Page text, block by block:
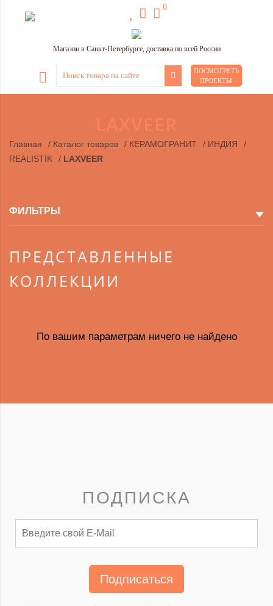
0
Магазин в Санкт-Петербурге, доставка по всей России
ПОСМОТРЕТЬ
ПРОЕКТЫ
Главная / Каталог товаров / КЕРАМОГРАНИТ / ИНДИЯ
/
REALISTIK
/ LAXVEER
ФИЛЬТРЫ
ПРЕДСТАВЛЕННЫЕ
КОЛЛЕКЦИИ
По вашим параметрам ничего не найдено
ПОДПИСКА
Подписаться